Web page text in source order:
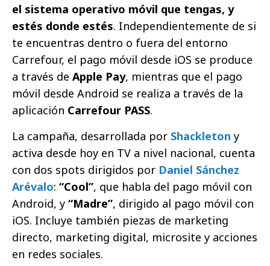
el sistema operativo móvil que tengas, y
estés donde estés. Independientemente de si
te encuentras dentro o fuera del entorno
Carrefour, el pago móvil desde iOS se produce
a través de Apple Pay, mientras que el pago
móvil desde Android se realiza a través de la
aplicación Carrefour PASS.
La campaña, desarrollada por Shackleton y
activa desde hoy en TV a nivel nacional, cuenta
con dos spots dirigidos por Daniel Sánchez
Arévalo: “Cool”, que habla del pago móvil con
Android, y “Madre”, dirigido al pago móvil con
iOS. Incluye también piezas de marketing
directo, marketing digital, microsite y acciones
en redes sociales.